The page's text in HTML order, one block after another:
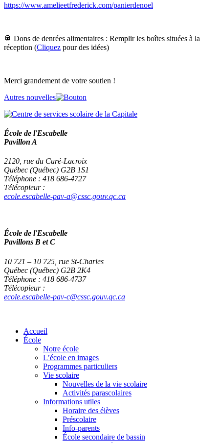
https://www.amelieetfrederick.com/panierdenoel
🥫 Dons de denrées alimentaires : Remplir les boîtes situées à la
réception (Cliquez pour des idées)
Merci grandement de votre soutien !
Autres nouvelles
École de l'Escabelle
Pavillon A
2120, rue du Curé-Lacroix
Québec (Québec) G2B 1S1
Téléphone : 418 686-4727
Télécopieur :
ecole.escabelle-pav-a@cssc.gouv.qc.ca
École de l'Escabelle
Pavillons B et C
10 721 – 10 725, rue St-Charles
Québec (Québec) G2B 2K4
Téléphone : 418 686-4737
Télécopieur :
ecole.escabelle-pav-c@cssc.gouv.qc.ca
Accueil
École
Notre école
L’école en images
Programmes particuliers
Vie scolaire
Nouvelles de la vie scolaire
Activités parascolaires
Informations utiles
Horaire des élèves
Préscolaire
Info-parents
École secondaire de bassin